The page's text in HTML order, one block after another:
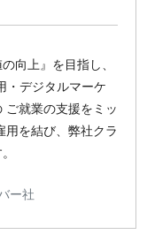
向上』を目指し、
・デジタルマーケ
ご就業の支援をミッ
用を結び、弊社クラ
ー社